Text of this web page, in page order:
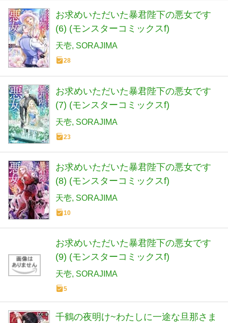
お求めいただいた暴君陛下の悪女です
(6) (モンスターコミックスf)
天壱 SORAJIMA
28
お求めいただいた暴君陛下の悪女です
(7) (モンスターコミックスf)
天壱 SORAJIMA
23
お求めいただいた暴君陛下の悪女です
(8) (モンスターコミックスf)
天壱 SORAJIMA
10
お求めいただいた暴君陛下の悪女です
(9) (モンスターコミックスf)
天壱 SORAJIMA
5
千鶴の夜明け~わたしに一途な旦那さま